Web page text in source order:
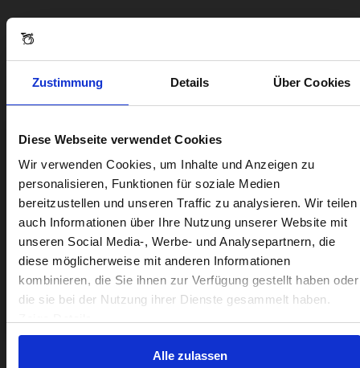
Zustimmung Details Über Cookies
Diese Webseite verwendet Cookies
Wir verwenden Cookies, um Inhalte und Anzeigen zu
personalisieren, Funktionen für soziale Medien
bereitzustellen und unseren Traffic zu analysieren. Wir teilen
auch Informationen über Ihre Nutzung unserer Website mit
unseren Social Media-, Werbe- und Analysepartnern, die
diese möglicherweise mit anderen Informationen
kombinieren, die Sie ihnen zur Verfügung gestellt haben oder
die sie bei der Nutzung ihrer Dienste gesammelt haben.
Alle zulassen
Visiting from the United States?
For a better experience, please visit our:
US website
No, stay here